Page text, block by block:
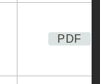
PDF